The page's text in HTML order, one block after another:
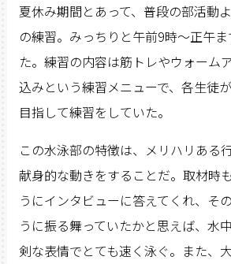
夏休み期間とあって、普段の部活動
の練習。みっちりと午前9時～正午
た。練習の内容は筋トレやウォーム
込みという練習メニューで、各生徒
目指して練習をしていた。
この水泳部の特徴は、メリハリある
献身的な動きをすることだ。取材時
うにインタビューに答えてくれ、そ
うに振る舞っていたかと思えば、水
剣な表情でとても速く泳ぐ。また、